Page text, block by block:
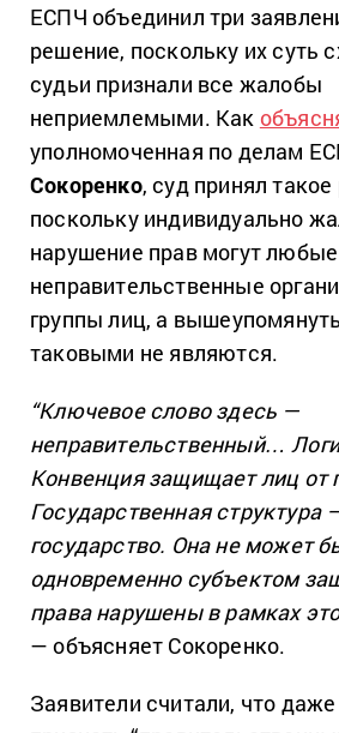
ЕСПЧ объединил три
решение, поскольку их суть
судьи признали все жалобы
неприемлемыми. Как
уполномоченная по делам
Сокоренко, суд принял
поскольку индивидуально
нарушение прав могут
неправительственные
группы лиц, а
таковыми не являются.
“Ключевое слово здесь —
неправительственный…
Конвенция защищает лиц от
Государственная структура
государство. Она не может
одновременно субъектом
права нарушены в рамках
— объясняет Сокоренко.
Заявители считали, что